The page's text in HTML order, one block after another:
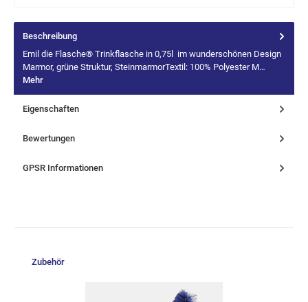
Beschreibung
Emil die Flasche® Trinkflasche in 0,75l im wunderschönen Design
Marmor, grüne Struktur, SteinmarmorTextil: 100% Polyester M…
Mehr
Eigenschaften
Bewertungen
GPSR Informationen
Produktgalerie überspringen
Zubehör